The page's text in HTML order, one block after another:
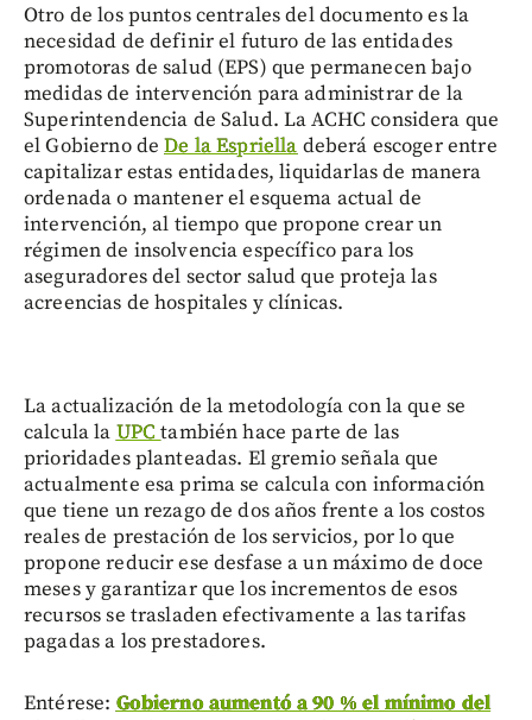
Otro de los puntos centrales del documento es la
necesidad de definir el futuro de las entidades
promotoras de salud (EPS) que permanecen bajo
medidas de intervención para administrar de la
Superintendencia de Salud. La ACHC considera que
el Gobierno deDe la Espriella deberá escoger entre
capitalizar estas entidades, liquidarlas de manera
ordenada o mantener el esquema actual de
intervención, al tiempo que propone crear un
régimen de insolvencia específico para los
aseguradores del sector salud que proteja las
acreencias de hospitales y clínicas.
La actualización de la metodología con la que se
calcula la UPCtambién hace parte de las
prioridades planteadas. El gremio señala que
actualmente esa prima se calcula con información
que tiene un rezago de dos años frente a los costos
reales de prestación de los servicios, por lo que
propone reducir ese desfase a un máximo de doce
meses y garantizar que los incrementos de esos
recursos se trasladen efectivamente a las tarifas
pagadas a los prestadores.
Entérese: Gobierno aumentó a 90 % el mínimo del